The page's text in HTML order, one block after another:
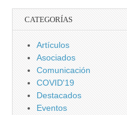
CATEGORÍAS
Artículos
Asociados
Comunicación
COVID'19
Destacados
Eventos